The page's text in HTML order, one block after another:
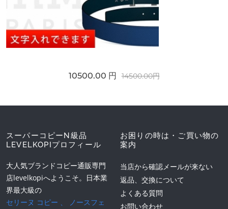
10500.00 円 14500.00円
スーパーコピーN級品
LEVELKOPIプロフィール
大人気ブランドコピー通販専門
店levelkopiへようこそ。日本業
界最大級の
セリーヌ コピー 、
ノースフェ
お困りの時は・ご買い物の
案内
当店から確認メールが来ない
返品、交換について
よくある質問
お問い合わせ